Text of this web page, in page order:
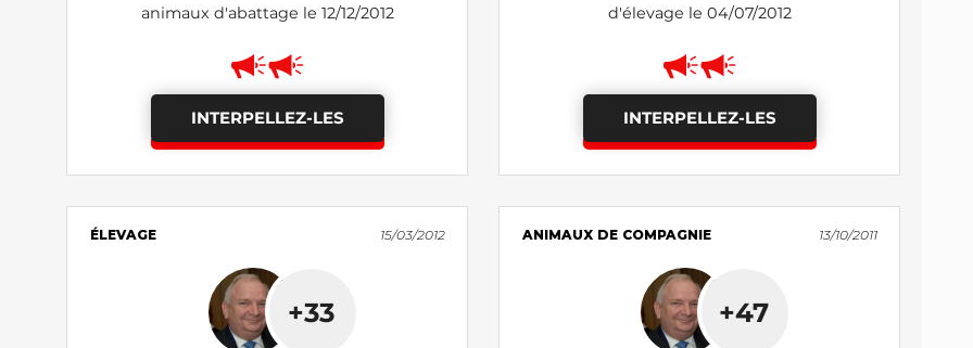
animaux d'abattage le 12/12/2012
INTERPELLEZ-LES
d'élevage le 04/07/2012
INTERPELLEZ-LES
ÉLEVAGE 15/03/2012
+33
ANIMAUX DE COMPAGNIE 13/10/2011
+47